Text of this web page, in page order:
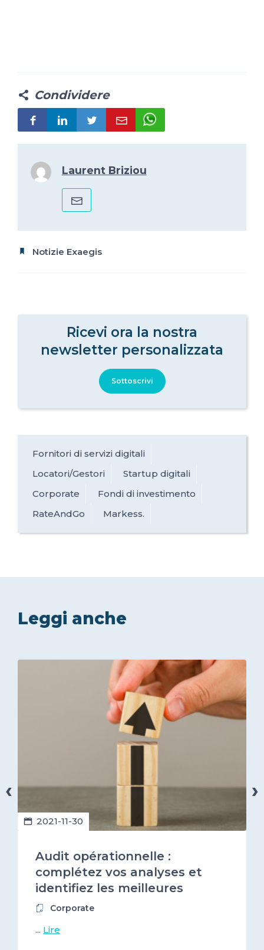
Condividere
Laurent Briziou
Notizie Exaegis
Ricevi ora la nostra
newsletter personalizzata
Sottoscrivi
Fornitori di servizi digitali
Locatori/Gestori
Startup digitali
Corporate
Fondi di investimento
RateAndGo
Markess.
Leggi anche
2021-11-30
Audit opérationnelle :
complétez vos analyses et
identifiez les meilleures
prestataires numériques !
Corporate
... Lire
‹ ›